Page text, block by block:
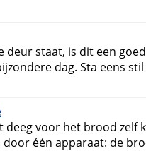
deur staat, is dit een
dag. Sta eens
deeg voor het brood zelf
één apparaat: de